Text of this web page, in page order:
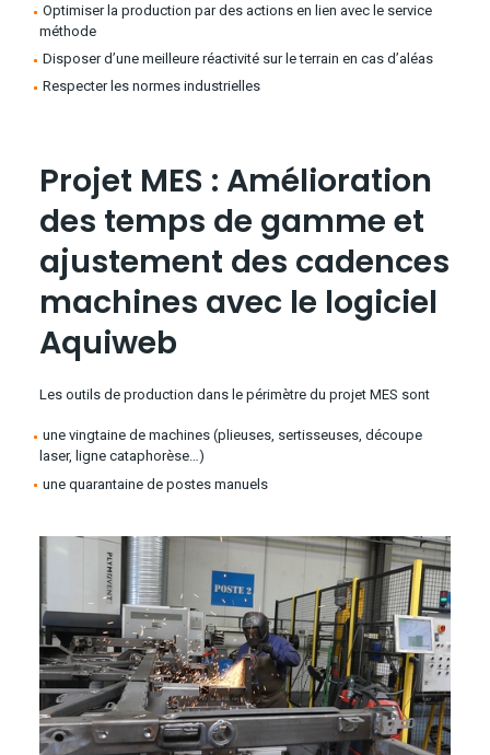
Optimiser la production par des actions en lien avec le service
méthode
Disposer d’une meilleure réactivité sur le terrain en cas d’aléas
Respecter les normes industrielles
Projet MES : Amélioration
des temps de gamme et
ajustement des cadences
machines avec le logiciel
Aquiweb
Les outils de production dans le périmètre du projet MES sont
une vingtaine de machines (plieuses, sertisseuses, découpe
laser, ligne cataphorèse…)
une quarantaine de postes manuels